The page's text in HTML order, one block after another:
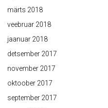
märts 2018
veebruar 2018
jaanuar 2018
detsember 2017
november 2017
oktoober 2017
september 2017